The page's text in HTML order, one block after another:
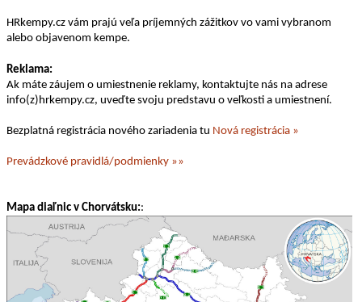
HRkempy.cz vám prajú veľa príjemných zážitkov vo vami vybranom
alebo objavenom kempe.
Reklama:
Ak máte záujem o umiestnenie reklamy, kontaktujte nás na adrese
info(z)hrkempy.cz, uveďte svoju predstavu o veľkosti a umiestnení.
Bezplatná registrácia nového zariadenia tu Nová registrácia »
Prevádzkové pravidlá/podmienky »»
Mapa diaľnic v Chorvátsku::